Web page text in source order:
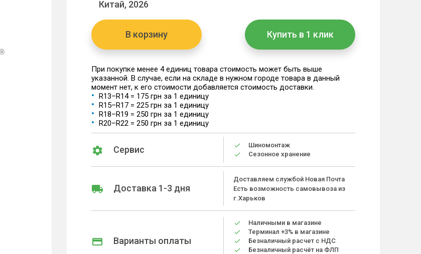
Китай, 2026
В корзину Купить в 1 клик
При покупке менее 4 единиц товара стоимость может быть выше
указанной. В случае, если на складе в нужном городе товара в данный
момент нет, к его стоимости добавляется стоимость доставки.
R13–R14 = 175 грн за 1 единицу
R15–R17 = 225 грн за 1 единицу
R18–R19 = 250 грн за 1 единицу
R20–R22 = 250 грн за 1 единицу
Сервис
Шиномонтаж
Сезонное хранение
Доставка 1-3 дня
Доставляем службой Новая Почта
Есть возможность самовывоза из
г.Харьков
Варианты оплаты
Наличными в магазине
Терминал +3% в магазине
Безналичный расчет с НДС
Безналичный расчёт на ФЛП